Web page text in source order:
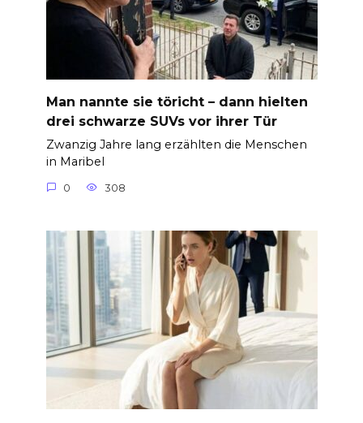
Man nannte sie töricht – dann hielten
drei schwarze SUVs vor ihrer Tür
Zwanzig Jahre lang erzählten die Menschen
in Maribel
0 308